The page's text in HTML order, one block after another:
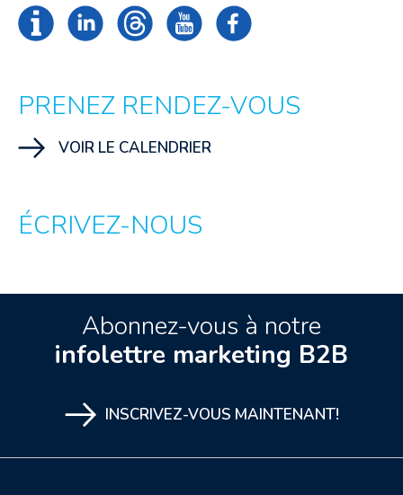
PRENEZ RENDEZ-VOUS
VOIR LE CALENDRIER
ÉCRIVEZ-NOUS
Abonnez-vous à notre
infolettre marketing B2B
INSCRIVEZ-VOUS MAINTENANT!